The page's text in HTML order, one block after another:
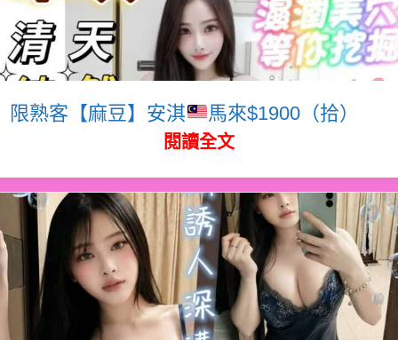
限熟客【麻豆】安淇 馬來$1900（拾）
閱讀全文